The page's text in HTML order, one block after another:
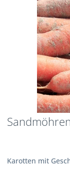
Karotten mit